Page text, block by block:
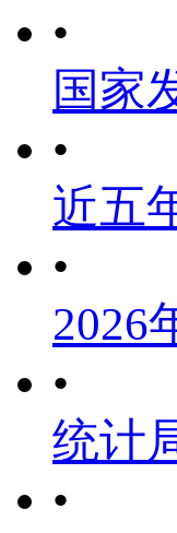
•
国家
•
近五
•
2026
•
统计
•